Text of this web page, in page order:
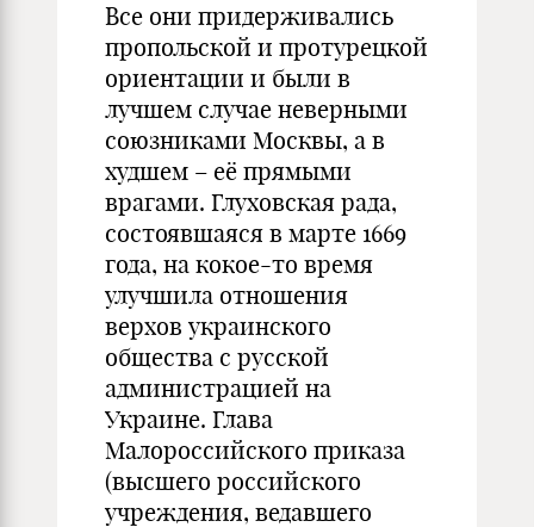
Все они придерживались
пропольской и протурецкой
ориентации и были в
лучшем случае неверными
союзниками Москвы, а в
худшем – её прямыми
врагами. Глуховская рада,
состоявшаяся в марте 1669
года, на кокое-то время
улучшила отношения
верхов украинского
общества с русской
администрацией на
Украине. Глава
Малороссийского приказа
(высшего российского
учреждения, ведавшего